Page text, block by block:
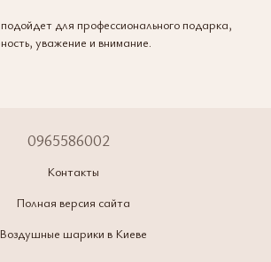
для профессионального подарка,
уважение и внимание.
0965586002
Контакты
Полная версия сайта
Воздушные шарики в Киеве